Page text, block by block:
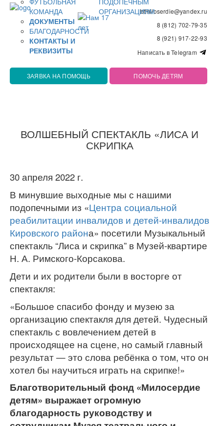
bfmiloserdie@yandex.ru
8 (812) 702-79-35
8 (921) 917-22-93
Написать в Telegram
КОМАНДА
ДОКУМЕНТЫ
БЛАГОДАРНОСТИ
КОНТАКТЫ И
РЕКВИЗИТЫ
ОРГАНИЗАЦИЯМ
ЗАЯВКА НА ПОМОЩЬ ПОМОЧЬ ДЕТЯМ
ВОЛШЕБНЫЙ СПЕКТАКЛЬ «ЛИСА И
СКРИПКА
30 апреля 2022 г.
В минувшие выходные мы с нашими
подопечными из «Центра социальной
реабилитации инвалидов и детей-инвалидов
Кировского района» посетили Музыкальный
спектакль “Лиса и скрипка” в Музей-квартире
Н. А. Римского-Корсакова.
Дети и их родители были в восторге от
спектакля:
«Большое спасибо фонду и музею за
организацию спектакля для детей. Чудесный
спектакль с вовлечением детей в
происходящее на сцене, но самый главный
результат — это слова ребёнка о том, что он
хотел бы научиться играть на скрипке!»
Благотворительный фонд «Милосердие
детям» выражает огромную
благодарность руководству и